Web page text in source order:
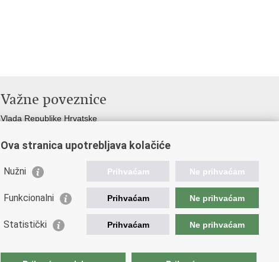
Važne poveznice
Vlada Republike Hrvatske
Europska komisija
Taxation and Customs Union
Ova stranica upotrebljava kolačiće
Nužni Prihvaćam Ne prihvaćam
Funkcionalni Prihvaćam Ne prihvaćam
Statistički Prihvaćam Ne prihvaćam